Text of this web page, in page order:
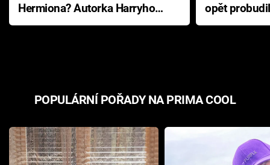
Hermiona? Autorka Harryho
Pottera přišla s ráznou
opět
přichází s
POPULÁRNÍ POŘADY NA PRIMA COOL